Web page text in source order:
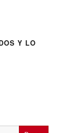
Y LO